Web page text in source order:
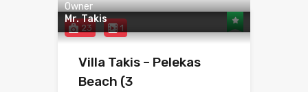
23 1
Owner
Mr. Takis
Villa Takis – Pelekas
Beach (3